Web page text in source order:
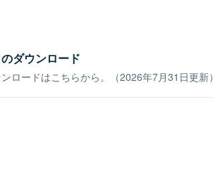
ダウンロード
ロードはこちらから。（2026年7月31日更新）